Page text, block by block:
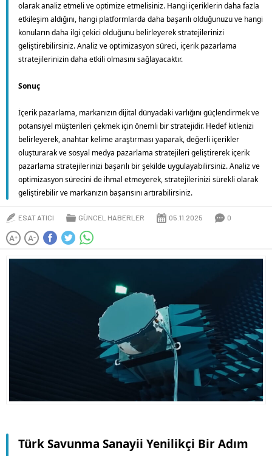
olarak analiz etmeli ve optimize etmelisiniz. Hangi içeriklerin daha fazla
etkileşim aldığını, hangi platformlarda daha başarılı olduğunuzu ve hangi
konuların daha ilgi çekici olduğunu belirleyerek stratejilerinizi
geliştirebilirsiniz. Analiz ve optimizasyon süreci, içerik pazarlama
stratejilerinizin daha etkili olmasını sağlayacaktır.
Sonuç
İçerik pazarlama, markanızın dijital dünyadaki varlığını güçlendirmek ve
potansiyel müşterileri çekmek için önemli bir stratejidir. Hedef kitlenizi
belirleyerek, anahtar kelime araştırması yaparak, değerli içerikler
oluşturarak ve sosyal medya pazarlama stratejileri geliştirerek içerik
pazarlama stratejilerinizi başarılı bir şekilde uygulayabilirsiniz. Analiz ve
optimizasyon sürecini de ihmal etmeyerek, stratejilerinizi sürekli olarak
geliştirebilir ve markanızın başarısını artırabilirsiniz.
ESAT ATICI GÜNCEL HABERLER 05.11.2025 0
A+ A-
Türk Savunma Sanayii Yenilikçi Bir Adım